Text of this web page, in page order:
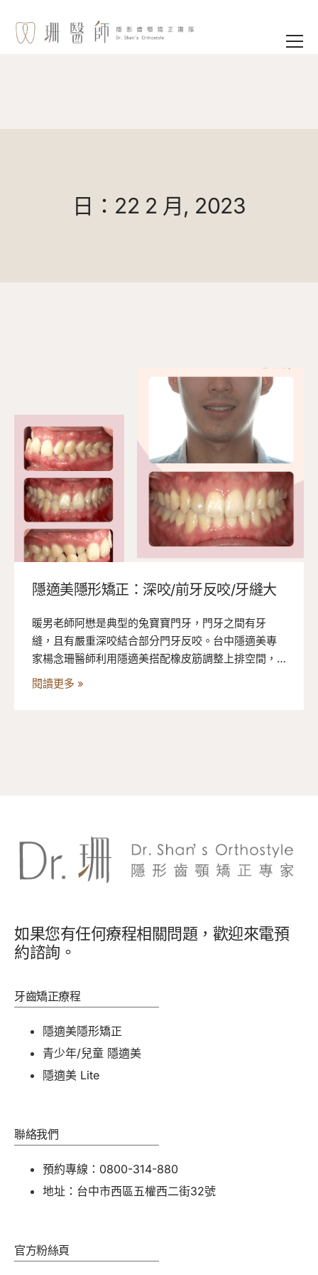
日：22 2 月, 2023
隱適美隱形矯正：深咬/前牙反咬/牙縫大
暖男老師阿懋是典型的兔寶寶門牙，門牙之間有牙
縫，且有嚴重深咬結合部分門牙反咬。台中隱適美專
家楊念珊醫師利用隱適美搭配橡皮筋調整上排空間，
為他改善牙齒空間與深咬，一一將各牙齒拉至定位。
閱讀更多 »
如果您有任何療程相關問題，歡迎來電預
約諮詢。
牙齒矯正療程
隱適美隱形矯正
青少年/兒童 隱適美
隱適美 Lite
聯絡我們
預約專線：0800-314-880
地址：台中市西區五權西二街32號
官方粉絲頁